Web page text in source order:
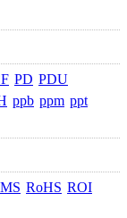
PD PDU
ppb ppm ppt
RoHS ROI